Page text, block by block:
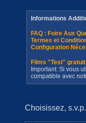
Informations
FAQ : Foire Aux
Termes et
Configuration
Films "Test"
Important: Si vous
compatible avec
Choisissez,